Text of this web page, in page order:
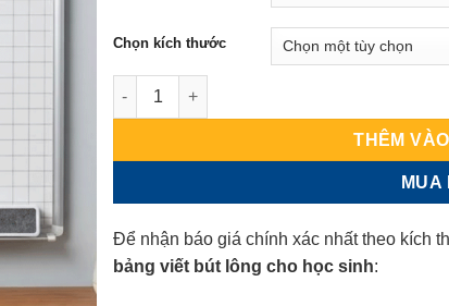
Chọn kích thước
Bảng Viết Bút Lông Cho Học Sinh số lượng
THÊM
MUA
Để nhận báo giá chính xác nhất theo kích
bảng viết bút lông cho học sinh: